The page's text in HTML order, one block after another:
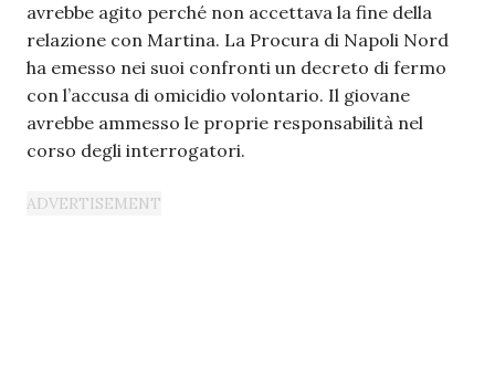
avrebbe agito perché non accettava la fine della
relazione con Martina. La Procura di Napoli Nord
ha emesso nei suoi confronti un decreto di fermo
con l’accusa di omicidio volontario. Il giovane
avrebbe ammesso le proprie responsabilità nel
corso degli interrogatori.